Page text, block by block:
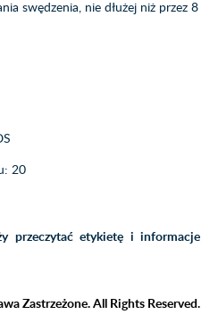
swędzenia, nie dłużej niż przez 8
20
przeczytać etykietę i informacje
Zastrzeżone. All Rights Reserved.